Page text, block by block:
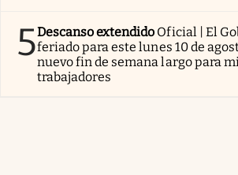
5Descanso extendido Oficial | El
feriado para este lunes 10 de
nuevo fin de semana largo para
trabajadores